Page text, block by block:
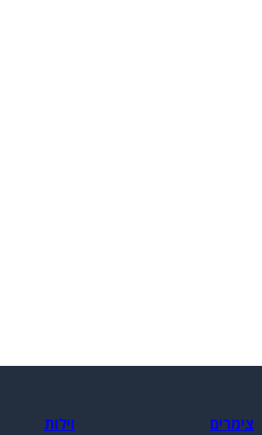
צימרים וילות